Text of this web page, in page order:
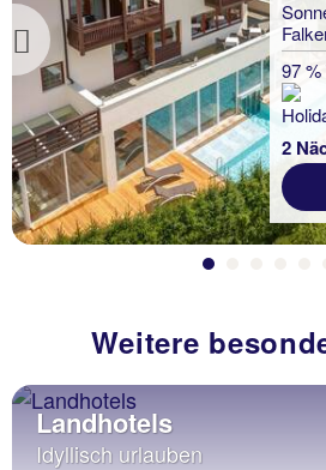
Previous
97
2
Weitere
Landhotels
Idyllisch urlauben